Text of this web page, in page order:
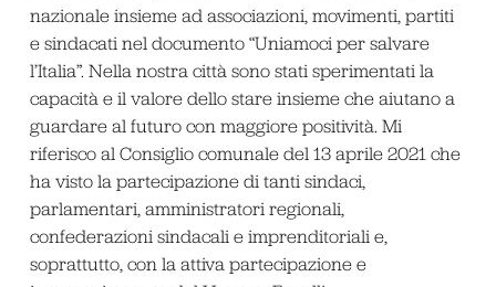
nazionale insieme ad associazioni, movimenti, partiti
e sindacati nel documento “Uniamoci per salvare
l’Italia”. Nella nostra città sono stati sperimentati la
capacità e il valore dello stare insieme che aiutano a
guardare al futuro con maggiore positività. Mi
riferisco al Consiglio comunale del 13 aprile 2021 che
ha visto la partecipazione di tanti sindaci,
parlamentari, amministratori regionali,
confederazioni sindacali e imprenditoriali e,
soprattutto, con la attiva partecipazione e